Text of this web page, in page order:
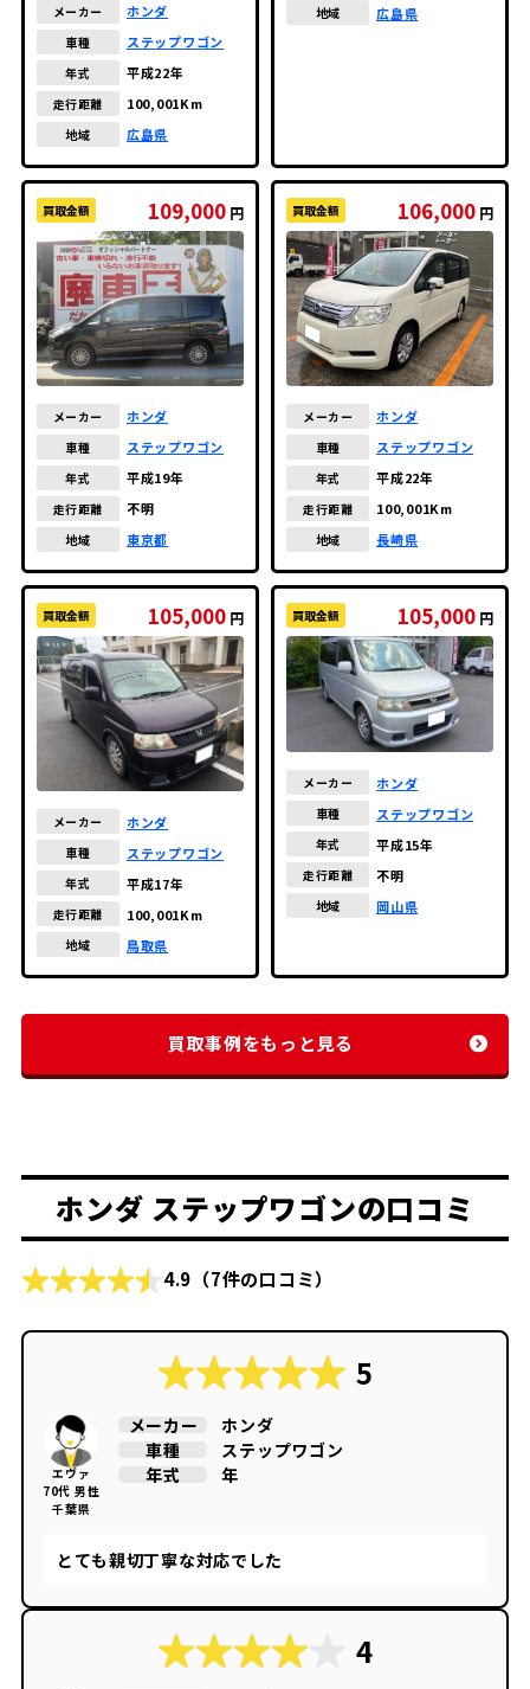
メーカー ホンダ
車種 ステップワゴン
年式 平成22年
走行距離 100,001Km
地域 広島県
地域 広島県
買取金額 109,000 円
メーカー ホンダ
車種 ステップワゴン
年式 平成19年
走行距離 不明
地域 東京都
買取金額 106,000 円
メーカー ホンダ
車種 ステップワゴン
年式 平成22年
走行距離 100,001Km
地域 長崎県
買取金額 105,000 円
メーカー ホンダ
車種 ステップワゴン
年式 平成17年
走行距離 100,001Km
地域 鳥取県
買取金額 105,000 円
メーカー ホンダ
車種 ステップワゴン
年式 平成15年
走行距離 不明
地域 岡山県
買取事例をもっと見る
ホンダ ステップワゴンの口コミ
4.9 （7件の口コミ）
5
エヴァ
70代 男性
千葉県
メーカー
ホンダ
車種
ステップワゴン
年式
年
とても親切丁寧な対応でした
4